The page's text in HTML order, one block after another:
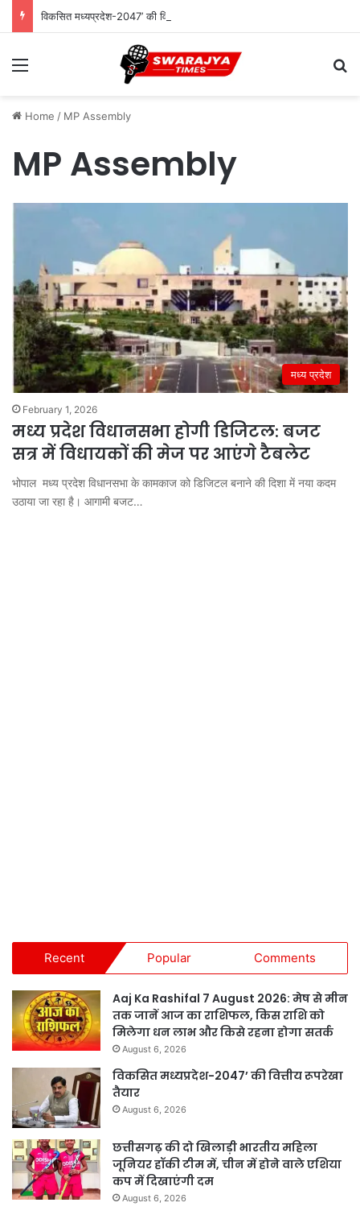
विकसित मध्यप्रदेश-2047’ की वित्तीय रूपरेखा तैयार
Menu
Home / MP Assembly
MP Assembly
मध्य प्रदेश
February 1, 2026
मध्य प्रदेश विधानसभा होगी डिजिटल: बजट
सत्र में विधायकों की मेज पर आएंगे टैबलेट
भोपाल मध्य प्रदेश विधानसभा के कामकाज को डिजिटल बनाने की दिशा में नया कदम
उठाया जा रहा है। आगामी बजट…
Recent Popular Comments
Aaj Ka Rashifal 7 August 2026: मेष से मीन
तक जानें आज का राशिफल, किस राशि को
मिलेगा धन लाभ और किसे रहना होगा सतर्क
August 6, 2026
विकसित मध्यप्रदेश-2047’ की वित्तीय रूपरेखा
तैयार
August 6, 2026
छत्तीसगढ़ की दो खिलाड़ी भारतीय महिला
जूनियर हॉकी टीम में, चीन में होने वाले एशिया
कप में दिखाएंगी दम
August 6, 2026